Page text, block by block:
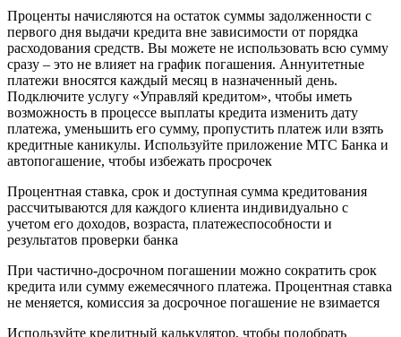
Проценты начисляются на остаток суммы задолженности с
первого дня выдачи кредита вне зависимости от порядка
расходования средств. Вы можете не использовать всю сумму
сразу – это не влияет на график погашения. Аннуитетные
платежи вносятся каждый месяц в назначенный день.
Подключите услугу «Управляй кредитом», чтобы иметь
возможность в процессе выплаты кредита изменить дату
платежа, уменьшить его сумму, пропустить платеж или взять
кредитные каникулы. Используйте приложение МТС Банка и
автопогашение, чтобы избежать просрочек
Процентная ставка, срок и доступная сумма кредитования
рассчитываются для каждого клиента индивидуально с
учетом его доходов, возраста, платежеспособности и
результатов проверки банка
При частично-досрочном погашении можно сократить срок
кредита или сумму ежемесячного платежа. Процентная ставка
не меняется, комиссия за досрочное погашение не взимается
Используйте кредитный калькулятор, чтобы подобрать